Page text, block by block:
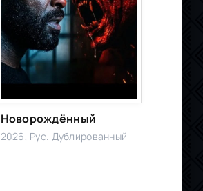
Новорождённый
2026, Рус. Дублированный